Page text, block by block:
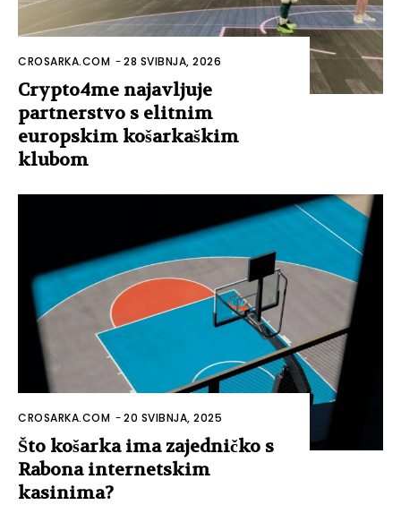
CROSARKA.COM -28 SVIBNJA, 2026
Crypto4me najavljuje
partnerstvo s elitnim
europskim košarkaškim
klubom
CROSARKA.COM -20 SVIBNJA, 2025
Što košarka ima zajedničko s
Rabona internetskim
kasinima?